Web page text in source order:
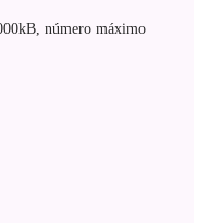
número máximo